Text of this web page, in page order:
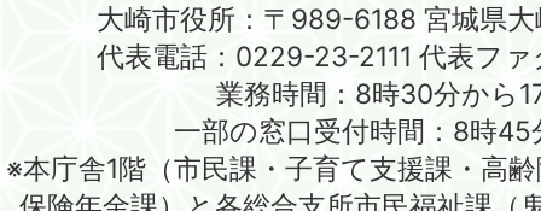
大崎市役所：〒989-6188 宮城県大
代表電話：0229-23-2111 代表フ
業務時間：8時30分から
一部の窓口受付時間：8時
※本庁舎1階（市民課・子育て支援課・高